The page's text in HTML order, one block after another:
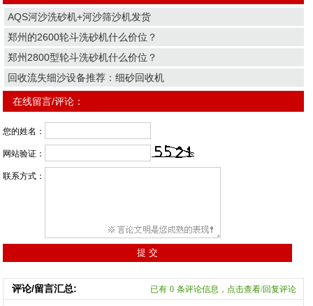
AQS河沙洗砂机+河沙筛沙机发货
郑州的2600轮斗洗砂机什么价位？
郑州2800型轮斗洗砂机什么价位？
回收流失细沙设备推荐：细砂回收机
在线留言/评论：
您的姓名：
网站验证：
联系方式：
评论/留言汇总: 已有 0 条评论信息，点击查看/回复评论